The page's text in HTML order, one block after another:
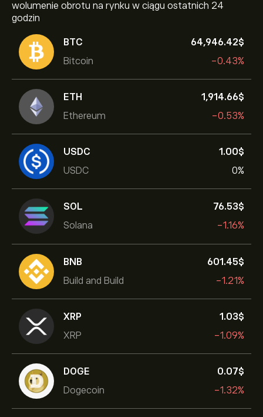
wolumenie obrotu na rynku w ciągu ostatnich 24
godzin
BTC
Bitcoin
64,946.42‎$‎
-0.43%
ETH
Ethereum
1,914.66‎$‎
-0.53%
USDC
USDC
1.00‎$‎
0%
SOL
Solana
76.53‎$‎
-1.16%
BNB
Build and Build
601.45‎$‎
-1.21%
XRP
XRP
1.03‎$‎
-1.09%
DOGE
Dogecoin
0.07‎$‎
-1.32%